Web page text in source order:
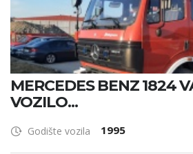
MERCEDES BENZ 1824
VOZILO...
Godište vozila 1995